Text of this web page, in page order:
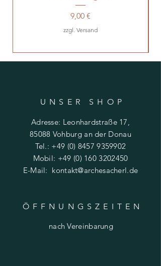
Preis
9,00 €
zzgl. Versand
UNSER SHO P
Adresse: Leonhardstraße 17,
85088 Vohburg an der Donau
Tel.: +49 (0) 8457 9359902
Mobil: +49 (0) 160 3202450
E-Mail: kontakt@archesacherl.de
ÖFFNUNGSZEITE N
nach Vereinbarung